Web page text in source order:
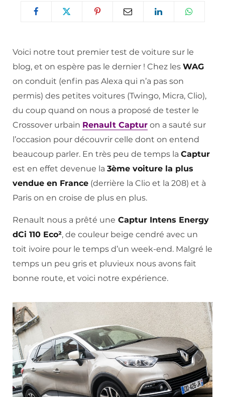
Voici notre tout premier test de voiture sur le
blog, et on espère pas le dernier ! Chez les WAG
on conduit (enfin pas Alexa qui n’a pas son
permis) des petites voitures (Twingo, Micra, Clio),
du coup quand on nous a proposé de tester le
Crossover urbain Renault Captur on a sauté sur
l’occasion pour découvrir celle dont on entend
beaucoup parler. En très peu de temps la Captur
est en effet devenue la 3ème voiture la plus
vendue en France (derrière la Clio et la 208) et à
Paris on en croise de plus en plus.
Renault nous a prêté une Captur Intens Energy
dCi 110 Eco², de couleur beige cendré avec un
toit ivoire pour le temps d’un week-end. Malgré le
temps un peu gris et pluvieux nous avons fait
bonne route, et voici notre expérience.